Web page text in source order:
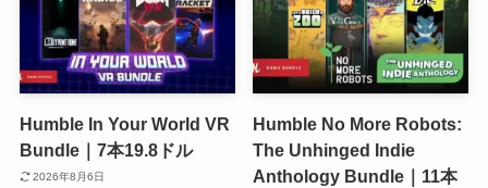
Humble In Your World VR
Bundle｜7本19.8ドル
2026年8月6日
Humble No More Robots:
The Unhinged Indie
Anthology Bundle｜11本